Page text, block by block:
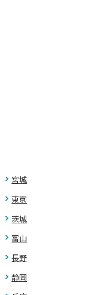
宮城
東京
茨城
富山
長野
静岡